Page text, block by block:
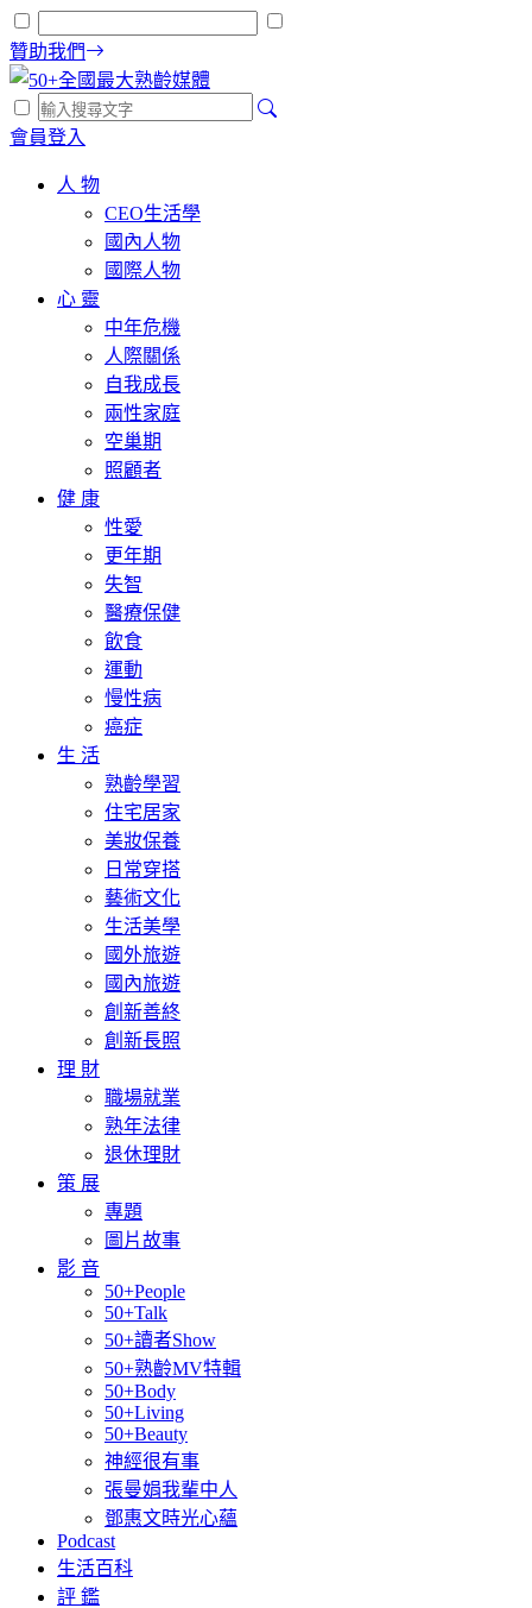
贊助我們
會員登入
人 物
CEO生活學
國內人物
國際人物
心 靈
中年危機
人際關係
自我成長
兩性家庭
空巢期
照顧者
健 康
性愛
更年期
失智
醫療保健
飲食
運動
慢性病
癌症
生 活
熟齡學習
住宅居家
美妝保養
日常穿搭
藝術文化
生活美學
國外旅遊
國內旅遊
創新善終
創新長照
理 財
職場就業
熟年法律
退休理財
策 展
專題
圖片故事
影 音
50+People
50+Talk
50+讀者Show
50+熟齡MV特輯
50+Body
50+Living
50+Beauty
神經很有事
張曼娟我輩中人
鄧惠文時光心蘊
Podcast
生活百科
評 鑑